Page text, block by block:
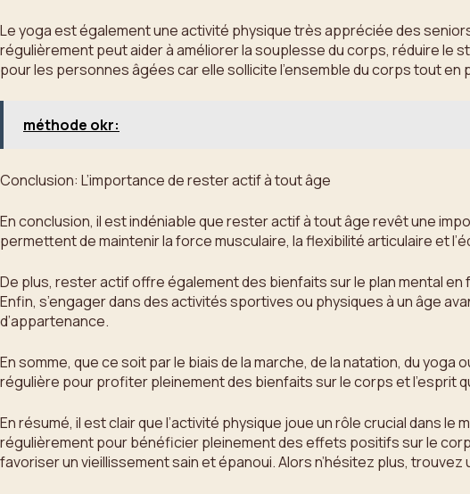
Le yoga est également une activité physique très appréciée des
régulièrement peut aider à améliorer la souplesse du corps, réduire le
pour les personnes âgées car elle sollicite l’ensemble du corps tout
méthode okr:
Conclusion: L’importance de rester actif à tout âge
En conclusion, il est indéniable que rester actif à tout âge revêt une
permettent de maintenir la force musculaire, la flexibilité articulaire et
De plus, rester actif offre également des bienfaits sur le plan mental
Enfin, s’engager dans des activités sportives ou physiques à un âge
d’appartenance.
En somme, que ce soit par le biais de la marche, de la natation, du
régulière pour profiter pleinement des bienfaits sur le corps et l’esprit
En résumé, il est clair que l’activité physique joue un rôle crucial dans
régulièrement pour bénéficier pleinement des effets positifs sur le
favoriser un vieillissement sain et épanoui. Alors n’hésitez plus,